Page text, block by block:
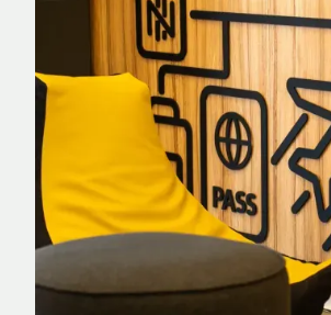
Nomad Explorer
Cartão de crédito brasileiro
em dólar